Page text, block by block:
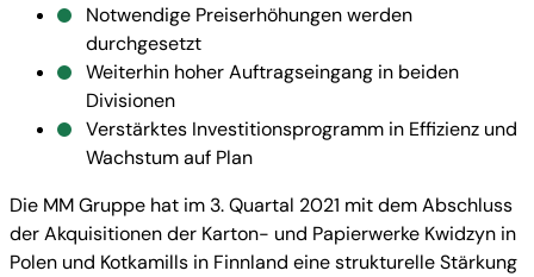
Notwendige Preiserhöhungen werden
durchgesetzt
Weiterhin hoher Auftragseingang in beiden
Divisionen
Verstärktes Investitionsprogramm in Effizienz und
Wachstum auf Plan
Die MM Gruppe hat im 3. Quartal 2021 mit dem Abschluss
der Akquisitionen der Karton- und Papierwerke Kwidzyn in
Polen und Kotkamills in Finnland eine strukturelle Stärkung